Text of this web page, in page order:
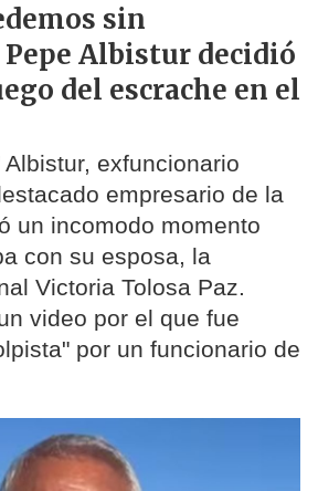
sin
Pepe Albistur decidió
del escrache en el
exfuncionario
empresario de la
un incomodo momento
con su esposa, la
Victoria Tolosa Paz.
video por el que fue
por un funcionario de